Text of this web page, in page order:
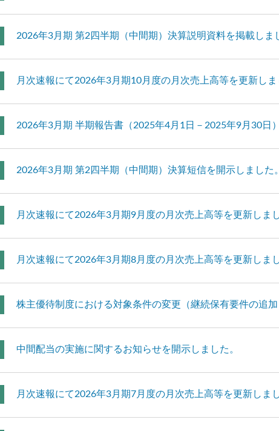
2026年3月期 第2四半期（中間期）決算説明資料を掲載しま
月次速報にて2026年3月期10月度の月次売上高等を更新しま
2026年3月期 半期報告書（2025年4月1日－2025年9月30日
2026年3月期 第2四半期（中間期）決算短信を開示しました。
月次速報にて2026年3月期9月度の月次売上高等を更新しまし
月次速報にて2026年3月期8月度の月次売上高等を更新しまし
株主優待制度における対象条件の変更（継続保有要件の追
中間配当の実施に関するお知らせを開示しました。
月次速報にて2026年3月期7月度の月次売上高等を更新しまし